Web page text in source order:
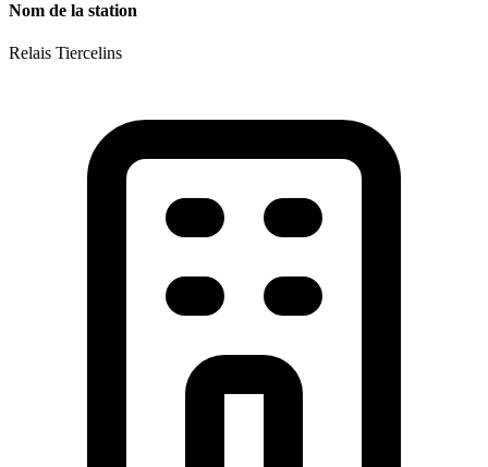
Nom de la station
Relais Tiercelins